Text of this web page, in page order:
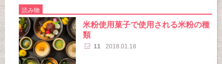
読み物
米粉使用菓子で使用される米粉の種
類
11 2018.01.18